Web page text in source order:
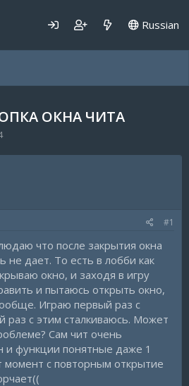
Russian
ОКНА ЧИТА
#1
что после закрытия окна
не дает. То есть в лобби как
окно, и заходя в игру
и пытаюсь открыть окно,
Играю первый раз с
с этим сталкиваюсь. Может
Сам чит очень
и функции понятные даже 1
момент с повторным открытие